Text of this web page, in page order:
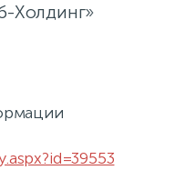
Холдинг»